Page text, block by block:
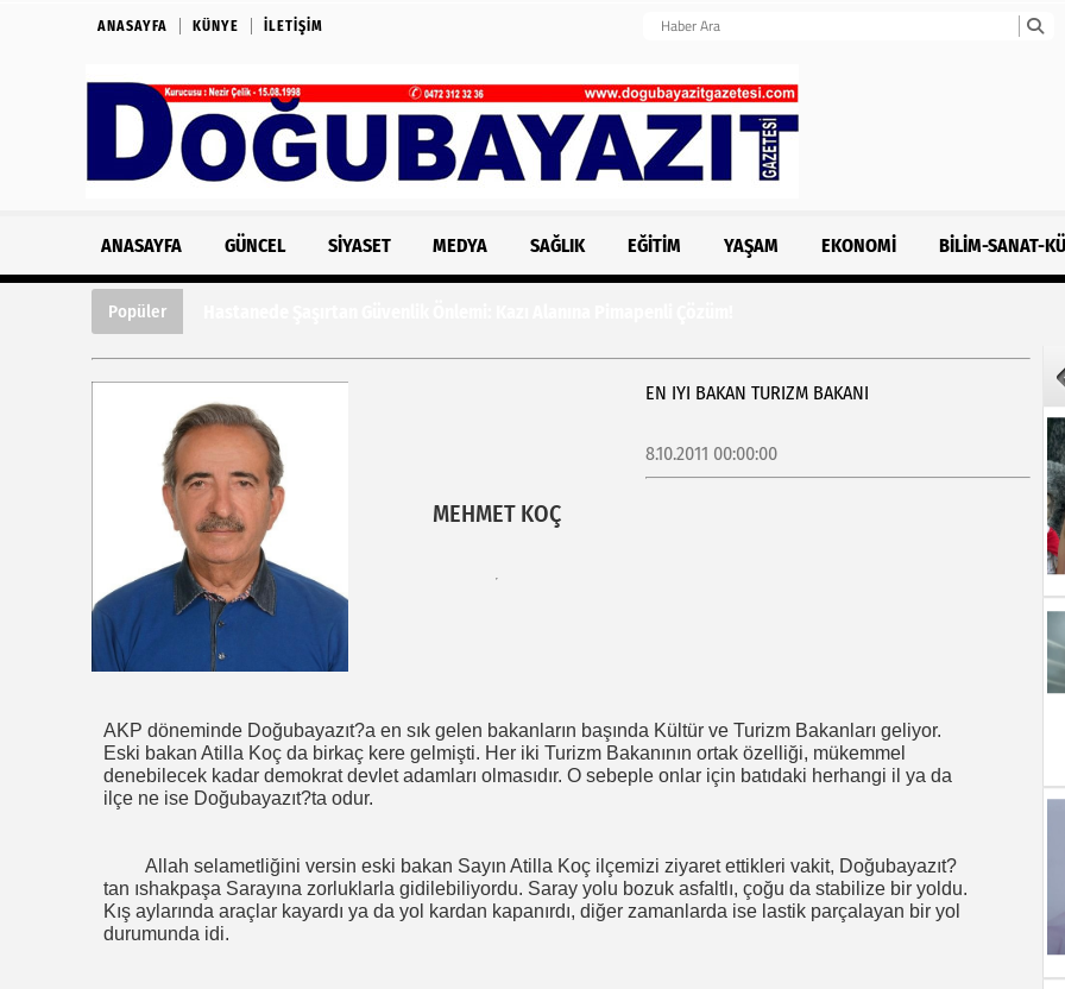
ANASAYFA KÜNYE İLETIŞIM
ANASAYFA GÜNCEL SIYASET MEDYA SAĞLIK EĞITIM YAŞAM EKONOMI BILIM-SANAT-
Popüler
MEHMET KOÇ
EN IYI BAKAN TURIZM BAKANI
8.10.2011 00:00:00
AKP döneminde Doğubayazıt?a en sık gelen bakanların başında Kültür ve Turizm Bakanları geliyor.
Eski bakan Atilla Koç da birkaç kere gelmişti. Her iki Turizm Bakanının ortak özelliği, mükemmel
denebilecek kadar demokrat devlet adamları olmasıdır. O sebeple onlar için batıdaki herhangi il ya da
ilçe ne ise Doğubayazıt?ta odur.
Allah selametliğini versin eski bakan Sayın Atilla Koç ilçemizi ziyaret ettikleri vakit, Doğubayazıt?
tan ıshakpaşa Sarayına zorluklarla gidilebiliyordu. Saray yolu bozuk asfaltlı, çoğu da stabilize bir yoldu.
Kış aylarında araçlar kayardı ya da yol kardan kapanırdı, diğer zamanlarda ise lastik parçalayan bir yol
durumunda idi.